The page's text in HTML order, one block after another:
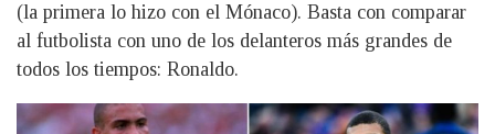
(la primera lo hizo con el Mónaco). Basta con comparar
al futbolista con uno de los delanteros más grandes de
todos los tiempos: Ronaldo.